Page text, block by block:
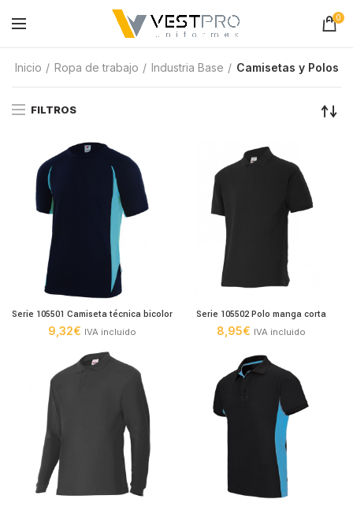
0
Inicio Ropa de trabajo Industria Base Camisetas y Polos
FILTROS
Serie 105501 Camiseta técnica bicolor
9,32€ IVA incluido
Serie 105502 Polo manga corta
8,95€ IVA incluido